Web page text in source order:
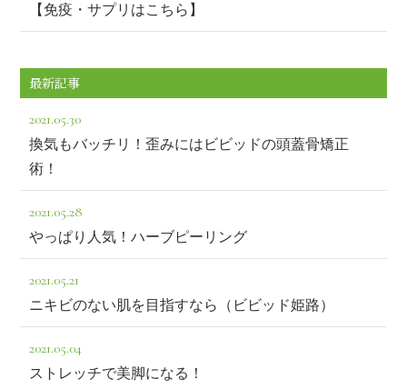
【免疫・サプリはこちら】
最新記事
2021.05.30
換気もバッチリ！歪みにはビビッドの頭蓋骨矯正
術！
2021.05.28
やっぱり人気！ハーブピーリング
2021.05.21
ニキビのない肌を目指すなら（ビビッド姫路）
2021.05.04
ストレッチで美脚になる！